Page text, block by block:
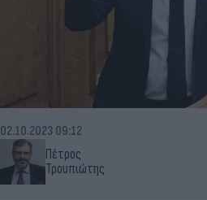
Πέτρος
Τρουπιώτης
02.10.2023 09:12